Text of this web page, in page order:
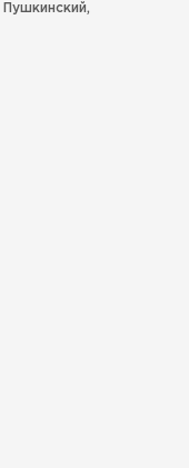
Пушкинский,